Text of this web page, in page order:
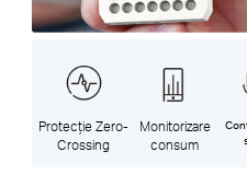
Protecție Zero-
Crossing
Monitorizare
consum